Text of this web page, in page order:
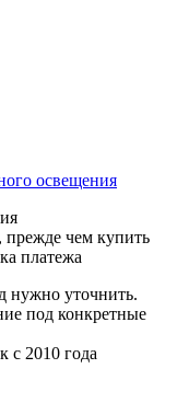
освещения
прежде чем купить
платежа
нужно уточнить.
под конкретные
с 2010 года